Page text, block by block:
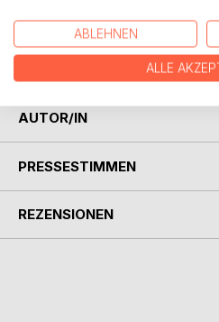
Band 6: Cupcake will nicht
Band 7: Cupcake - "anders" ist
Band 8: Cupcake - Freundschaft
AUTOR/IN
PRESSESTIMMEN
REZENSIONEN
ABLEHNEN
ALLE